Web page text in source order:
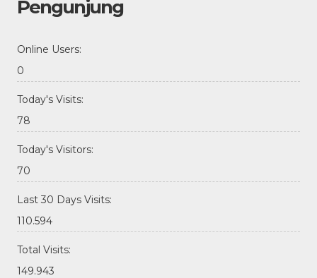
Pengunjung
Online Users:
0
Today's Visits:
78
Today's Visitors:
70
Last 30 Days Visits:
110.594
Total Visits:
149.943